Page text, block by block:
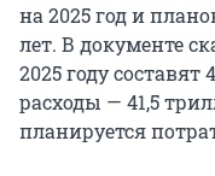
на 2025 год и
лет. В документе
2025 году
расходы — 41,5
планируется